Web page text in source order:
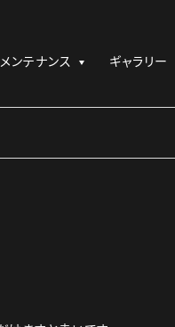
メンテナンス ギャラリー